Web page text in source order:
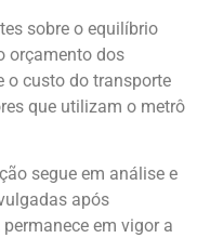
sobre o equilíbrio
orçamento dos
o custo do transporte
que utilizam o metrô
segue em análise e
após
em vigor a